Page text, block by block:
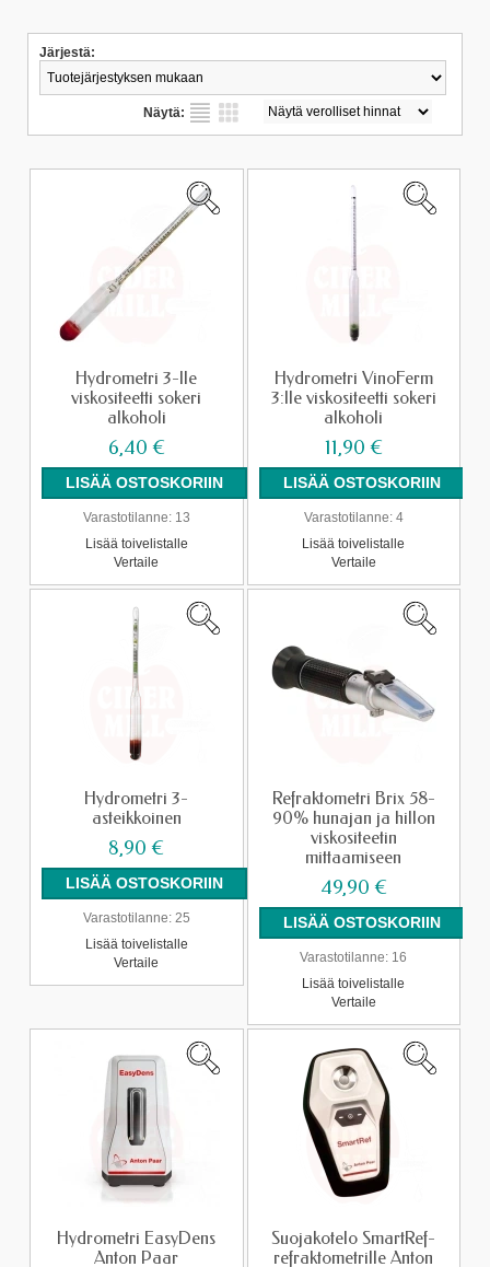
Järjestä:
Näytä:
Hydrometri 3-lle
viskositeetti sokeri
alkoholi
6,40 €
Varastotilanne:13
Lisää toivelistalle
Vertaile
Hydrometri VinoFerm
3:lle viskositeetti sokeri
alkoholi
11,90 €
Varastotilanne:4
Lisää toivelistalle
Vertaile
Hydrometri 3-
asteikkoinen
8,90 €
Varastotilanne:25
Lisää toivelistalle
Vertaile
Refraktometri Brix 58-
90% hunajan ja hillon
viskositeetin
mittaamiseen
49,90 €
Varastotilanne: 16
Lisää toivelistalle
Vertaile
Hydrometri EasyDens
Anton Paar
Suojakotelo SmartRef-
refraktometrille Anton